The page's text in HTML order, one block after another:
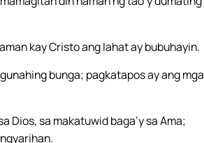
kay Cristo ang lahat ay bubuhayin.
bunga; pagkatapos ay ang mga
Dios, sa makatuwid baga’y sa Ama;